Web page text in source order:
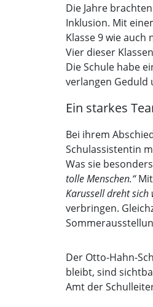
Die Jahre
Inklusion. Mit
Klasse 9 wie auch
Vier dieser
Die Schule habe
verlangen Geduld
Ein starkes
Bei ihrem
Schulassistentin
Was sie
tolle Menschen.“Mit
Karussell dreht sich
verbringen.
Der Otto-Hahn-
bleibt, sind
Amt der